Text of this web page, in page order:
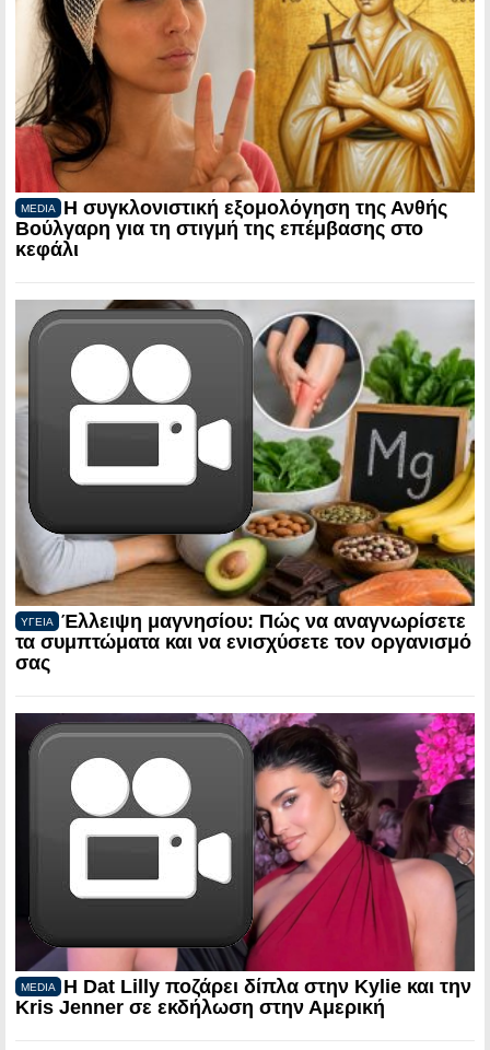
MEDIA
Η συγκλονιστική εξομολόγηση της Ανθής
Βούλγαρη για τη στιγμή της επέμβασης στο
κεφάλι
ΥΓΕΙΑ
Έλλειψη μαγνησίου: Πώς να αναγνωρίσετε
τα συμπτώματα και να ενισχύσετε τον οργανισμό
σας
MEDIA
Η Dat Lilly ποζάρει δίπλα στην Kylie και την
Kris Jenner σε εκδήλωση στην Αμερική